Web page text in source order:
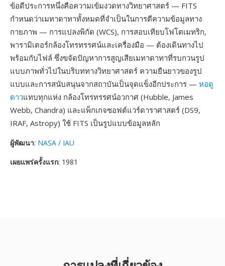
ข้อดีประการหนึ่งคือความเข้มงวดทางวิทยาศาสตร์ — FITS
กำหนดว่าเมทาดาทาทั้งหมดที่จำเป็นในการตีความข้อมูลทาง
กายภาพ — การแปลงพิกัด (WCS), การสอบเทียบโฟโตเมทริก,
พารามิเตอร์กล้องโทรทรรศน์และเครื่องมือ — ต้องเดินทางไป
พร้อมกับไฟล์ ซึ่งขจัดปัญหาการสูญเสียเมทาดาทาที่รบกวนรูป
แบบภาพทั่วไปในบริบททางวิทยาศาสตร์ ความยืนยาวของรูป
แบบและการสนับสนุนจากสถาบันเป็นจุดแข็งอีกประการ — หอดู
ดาวแทบทุกแห่ง กล้องโทรทรรศน์อวกาศ (Hubble, James
Webb, Chandra) และแพ็กเกจซอฟต์แวร์ดาราศาสตร์ (DS9,
IRAF, Astropy) ใช้ FITS เป็นรูปแบบข้อมูลหลัก
ผู้พัฒนา: NASA / IAU
เผยแพร่ครั้งแรก: 1981